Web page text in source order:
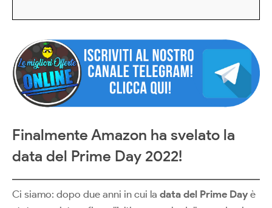
Finalmente Amazon ha svelato la
data del Prime Day 2022!
Ci siamo: dopo due anni in cui la data del Prime Day è